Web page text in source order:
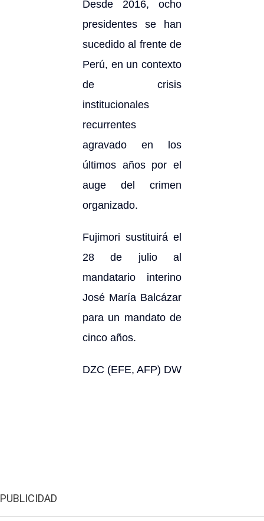
Desde 2016, ocho
presidentes se han
sucedido al frente de
Perú, en un contexto
de crisis
institucionales
recurrentes
agravado en los
últimos años por el
auge del crimen
organizado.
Fujimori sustituirá el
28 de julio al
mandatario interino
José María Balcázar
para un mandato de
cinco años.
DZC (EFE, AFP) DW
PUBLICIDAD